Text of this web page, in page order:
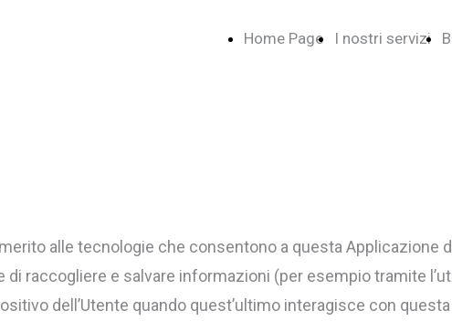
Home Page I nostri servizi
alle tecnologie che consentono a questa Applicazione
raccogliere e salvare informazioni (per esempio tramite
dell’Utente quando quest’ultimo interagisce con